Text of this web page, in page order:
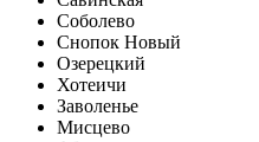
Соболево
Снопок Новый
Озерецкий
Хотеичи
Заволенье
Мисцево